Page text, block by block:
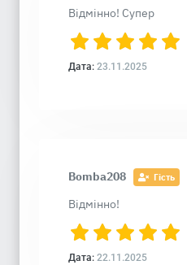
Відмінно! Супер
Дата: 23.11.2025
Bomba208 Гість
Відмінно!
Дата: 22.11.2025